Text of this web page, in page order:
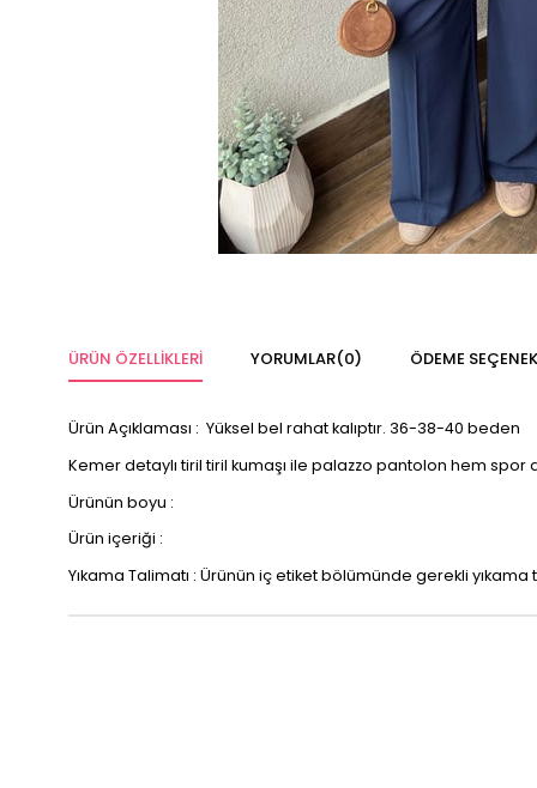
ÜRÜN ÖZELLIKLERI YORUMLAR(0) ÖDEME
Ürün Açıklaması : Yüksel bel rahat kalıptır. 36-38-40 beden
Kemer detaylı tiril tiril kumaşı ile palazzo pantolon hem
Ürünün boyu :
Ürün içeriği :
Yıkama Talimatı : Ürünün iç etiket bölümünde gerekli yıkama